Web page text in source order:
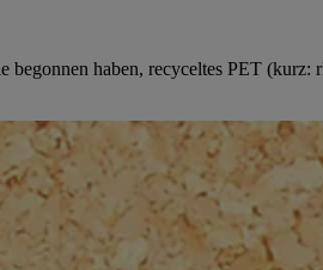
haben, recyceltes PET